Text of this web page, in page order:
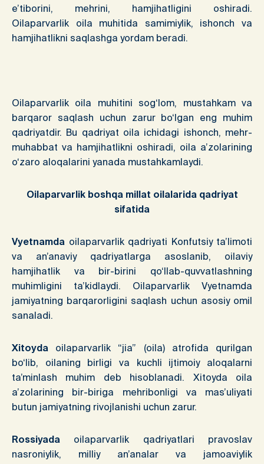
e’tiborini, mehrini, hamjihatligini oshiradi.
Oilaparvarlik oila muhitida samimiylik, ishonch va
hamjihatlikni saqlashga yordam beradi.
Oilaparvarlik oila muhitini sog‘lom, mustahkam va
barqaror saqlash uchun zarur bo‘lgan eng muhim
qadriyatdir. Bu qadriyat oila ichidagi ishonch, mehr-
muhabbat va hamjihatlikni oshiradi, oila a’zolarining
o‘zaro aloqalarini yanada mustahkamlaydi.
Oilaparvarlik boshqa millat oilalarida qadriyat
sifatida
Vyetnamda oilaparvarlik qadriyati Konfutsiy ta’limoti
va an’anaviy qadriyatlarga asoslanib, oilaviy
hamjihatlik va bir-birini qo‘llab-quvvatlashning
muhimligini ta’kidlaydi. Oilaparvarlik Vyetnamda
jamiyatning barqarorligini saqlash uchun asosiy omil
sanaladi.
Xitoyda oilaparvarlik “jia” (oila) atrofida qurilgan
bo‘lib, oilaning birligi va kuchli ijtimoiy aloqalarni
ta’minlash muhim deb hisoblanadi. Xitoyda oila
a’zolarining bir-biriga mehribonligi va mas’uliyati
butun jamiyatning rivojlanishi uchun zarur.
Rossiyada oilaparvarlik qadriyatlari pravoslav
nasroniylik, milliy an’analar va jamoaviylik